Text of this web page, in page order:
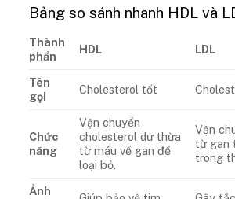
Bảng so sánh nhanh HDL và
Thành
phần
HDL LDL
Tên
gọi
Cholesterol tốt
Chức
năng
Vận chuyển
cholesterol dư thừa
từ máu về gan để
loại bỏ.
Vận
từ gan
trong
Ảnh